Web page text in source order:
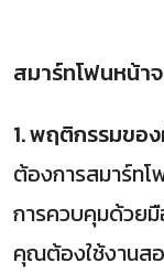
สมาร์ทโฟนหน้า
1. พฤติกรรมขอ
ต้องการสมาร์ท
การควบคุมด้วยมื
คุณต้องใช้งานสอ